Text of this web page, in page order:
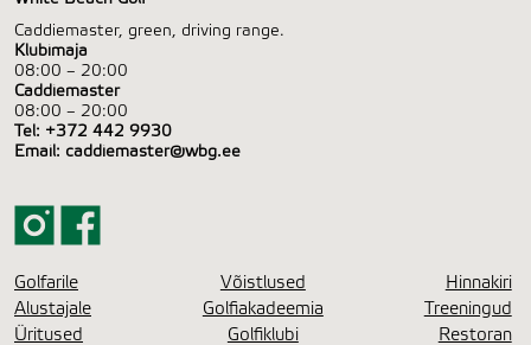
Caddiemaster, green, driving range.
Klubimaja
08:00 – 20:00
Caddiemaster
08:00 – 20:00
Tel: +372 442 9930
Email: caddiemaster@wbg.ee
Golfarile Võistlused
Hinnakiri
Alustajale
Golfiakadeemia
Treeningud
Üritused
Golfiklubi Restoran